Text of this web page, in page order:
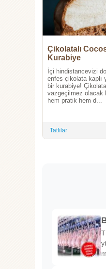
Çikolatalı
Kurabiye
İçi hindistancevizi
enfes çikolata kaplı
bir kurabiye!
vazgeçilmez olacak
hem pratik hem d...
Tatlılar